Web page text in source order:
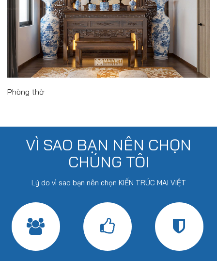
Phòng thờ
VÌ SAO BẠN NÊN CHỌN
CHÚNG TÔI
Lý do vì sao bạn nên chọn KIẾN TRÚC MAI VIỆT